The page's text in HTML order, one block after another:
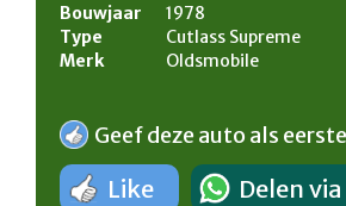
Bouwjaar
1978
Type
Cutlass Supreme
Merk
Oldsmobile
Geef deze auto als
Like Delen